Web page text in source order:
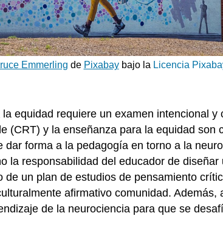
Emmerling de Pixabaybajo la Licencia
equidad requiere un examen intencional
(CRT) y la enseñanza para la equidad
forma a la pedagogía en torno a la
la responsabilidad del educador de
un plan de estudios de pensamiento
afirmativo comunidad.
de la neurociencia para que se